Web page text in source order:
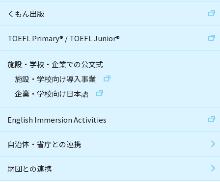
くもん出版
TOEFL Primary® /TOEFL Junior®
施設・学校・企業での公文式
施設・学校向け導入事業
企業・学校向け日本語
English Immersion Activities
自治体・省庁との連携
財団との連携